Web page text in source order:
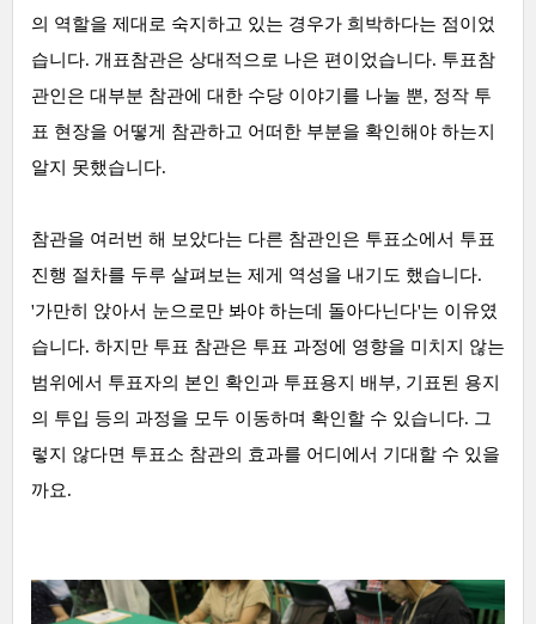
의 역할을 제대로 숙지하고 있는 경우가 희박하다는 점이었
습니다. 개표참관은 상대적으로 나은 편이었습니다. 투표참
관인은 대부분 참관에 대한 수당 이야기를 나눌 뿐, 정작 투
표 현장을 어떻게 참관하고 어떠한 부분을 확인해야 하는지
알지 못했습니다.
참관을 여러번 해 보았다는 다른 참관인은 투표소에서 투표
진행 절차를 두루 살펴보는 제게 역성을 내기도 했습니다.
'가만히 앉아서 눈으로만 봐야 하는데 돌아다닌다'는 이유였
습니다. 하지만 투표 참관은 투표 과정에 영향을 미치지 않는
범위에서 투표자의 본인 확인과 투표용지 배부, 기표된 용지
의 투입 등의 과정을 모두 이동하며 확인할 수 있습니다. 그
렇지 않다면 투표소 참관의 효과를 어디에서 기대할 수 있을
까요.